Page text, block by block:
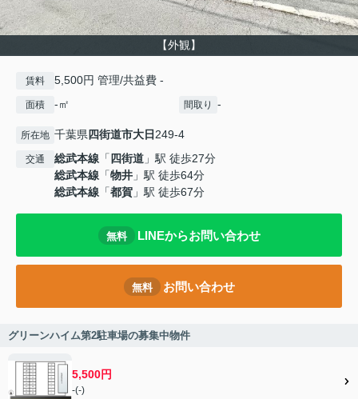
【外観】
賃料 5,500円 管理/共益費 -
面積 -㎡ 間取り -
所在地 千葉県四街道市大日249-4
交通 総武本線 「 四街道 」駅 徒歩27分
総武本線 「物井 」駅 徒歩64分
総武本線 「都賀 」駅 徒歩67分
無料 LINEからお問い合わせ
無料 お問い合わせ
グリーンハイム第2駐車場の募集中物件
5,500円
-(-)